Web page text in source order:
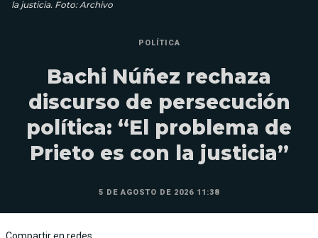
la justicia. Foto: Archivo
POLÍTICA
Bachi Núñez rechaza
discurso de persecución
política: “El problema de
Prieto es con la justicia”
5 DE AGOSTO DE 2026 11:38